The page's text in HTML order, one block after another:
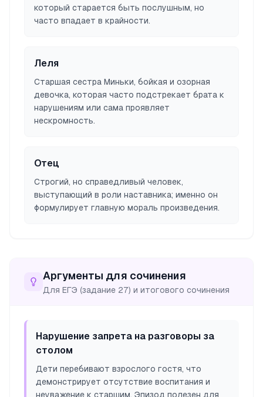
который старается быть послушным, но
часто впадает в крайности.
Леля
Старшая сестра Миньки, бойкая и озорная
девочка, которая часто подстрекает брата к
нарушениям или сама проявляет
нескромность.
Отец
Строгий, но справедливый человек,
выступающий в роли наставника; именно он
формулирует главную мораль произведения.
Аргументы для сочинения
Для ЕГЭ (задание 27) и итогового сочинения
Нарушение запрета на разговоры за
столом
Дети перебивают взрослого гостя, что
демонстрирует отсутствие воспитания и
неуважение к старшим. Эпизод полезен для